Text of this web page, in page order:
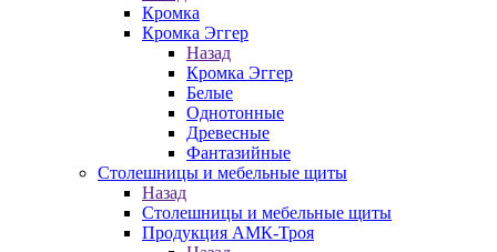
Кромка
Кромка Эггер
Назад
Кромка Эггер
Белые
Однотонные
Древесные
Фантазийные
Столешницы и мебельные щиты
Назад
Столешницы и мебельные щиты
Продукция АМК-Троя